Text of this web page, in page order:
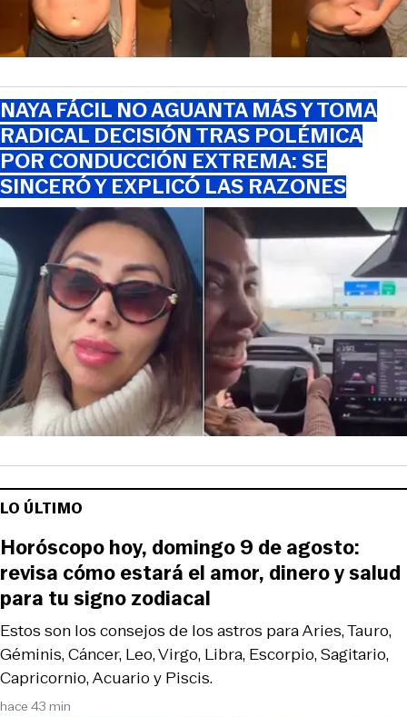
NAYA FÁCIL NO AGUANTA MÁS Y TOMA
RADICAL DECISIÓN TRAS POLÉMICA
POR CONDUCCIÓN EXTREMA: SE
SINCERÓ Y EXPLICÓ LAS RAZONES
LO ÚLTIMO
hace 43 min
Estos son los consejos de los astros para Aries, Tauro,
Géminis, Cáncer, Leo, Virgo, Libra, Escorpio, Sagitario,
Capricornio, Acuario y Piscis.
Horóscopo hoy, domingo 9 de agosto:
revisa cómo estará el amor, dinero y salud
para tu signo zodiacal